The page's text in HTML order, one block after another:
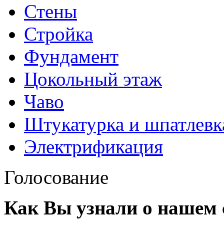
Стены
Стройка
Фундамент
Цокольный этаж
Чаво
Штукатурка и
Электрификация
Голосование
Как Вы узнали о нашем